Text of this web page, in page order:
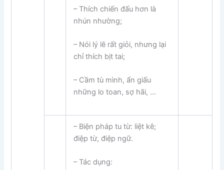
– Thích chiến đấu hơn là
nhún nhường;
– Nói lý lẽ rất giỏi, nhưng lại
chỉ thích bịt tai;
– Cầm tù mình, ẩn giấu
những lo toan, sợ hãi, …
– Biện pháp tu từ: liệt kê;
điệp từ, điệp ngữ.
– Tác dụng: